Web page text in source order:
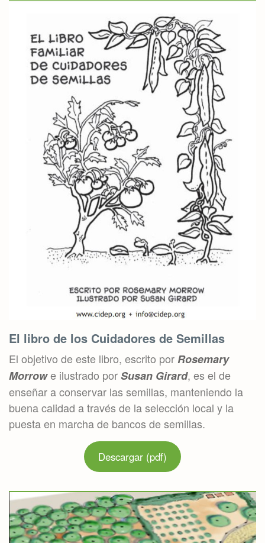
El libro de los Cuidadores de Semillas
El objetivo de este libro, escrito porRosemary
Morrowe ilustrado porSusan Girard, es el de
enseñar a conservar las semillas, manteniendo la
buena calidad a través de la selección local y la
puesta en marcha de bancos de semillas.
Descargar (pdf)